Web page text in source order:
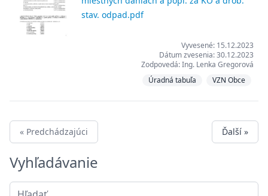
stav. odpad.pdf
Vyvesené: 15.12.2023
Dátum zvesenia: 30.12.2023
Zodpovedá: Ing. Lenka Gregorová
Úradná tabuľa
VZN Obce
« Predchádzajúci Ďalší »
Vyhľadávanie